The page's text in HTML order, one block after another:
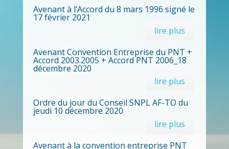
Avenant à l’Accord du 8 mars 1996 signé le
17 février 2021
lire plus
Avenant Convention Entreprise du PNT +
Accord 2003.2005 + Accord PNT 2006_18
décembre 2020
lire plus
Ordre du jour du Conseil SNPL AF-TO du
jeudi 10 décembre 2020
lire plus
Avenant à la convention entreprise PNT